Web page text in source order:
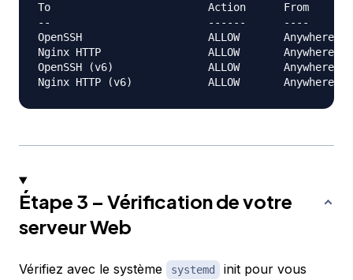
To                         Action      From
--                         ------      ----
OpenSSH                    ALLOW
Nginx HTTP                 ALLOW
OpenSSH (v6)               ALLOW
Étape 3 – Vérification de votre
serveur Web
Vérifiez avec le système systemd
init pour vous